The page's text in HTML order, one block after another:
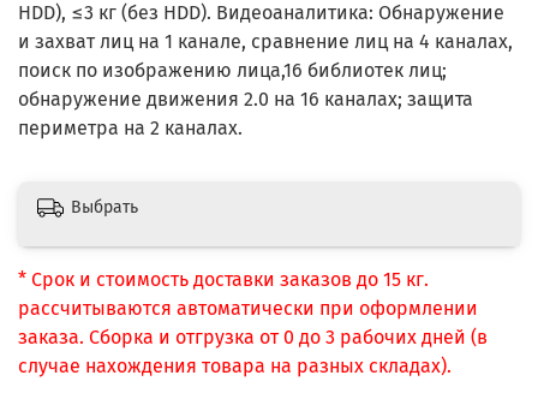
HDD), ≤3 кг (без HDD). Видеоаналитика: Обнаружение
и захват лиц на 1 канале, сравнение лиц на 4 каналах,
поиск по изображению лица,16 библиотек лиц;
обнаружение движения 2.0 на 16 каналах; защита
периметра на 2 каналах.
Выбрать
* Срок и стоимость доставки заказов до 15 кг.
рассчитываются автоматически при оформлении
заказа. Сборка и отгрузка от 0 до 3 рабочих дней (в
случае нахождения товара на разных складах).